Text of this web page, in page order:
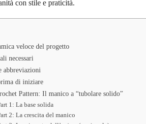
con stile e praticità.
veloce del progetto
necessari
abbreviazioni
di iniziare
Pattern: Il manico a “tubolare solido”
1: La base solida
2: La crescita del manico